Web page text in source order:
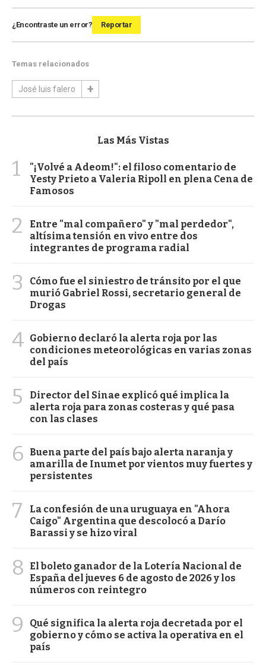
¿Encontraste un error? Reportar
Temas relacionados
José luis falero
Las Más Vistas
1
"¡Volvé a Adeom!": el filoso comentario de
Yesty Prieto a Valeria Ripoll en plena Cena de
Famosos
2
Entre "mal compañero" y "mal perdedor",
altísima tensión en vivo entre dos
integrantes de programa radial
3
Cómo fue el siniestro de tránsito por el que
murió Gabriel Rossi, secretario general de
Drogas
4 Gobierno declaró la alerta roja por las
condiciones meteorológicas en varias zonas
del país
5
Director del Sinae explicó qué implica la
alerta roja para zonas costeras y qué pasa
con las clases
6
Buena parte del país bajo alerta naranja y
amarilla de Inumet por vientos muy fuertes y
persistentes
7
La confesión de una uruguaya en "Ahora
Caigo" Argentina que descolocó a Darío
Barassi y se hizo viral
8
El boleto ganador de la Lotería Nacional de
España del jueves 6 de agosto de 2026 y los
números con reintegro
9
Qué significa la alerta roja decretada por el
gobierno y cómo se activa la operativa en el
país